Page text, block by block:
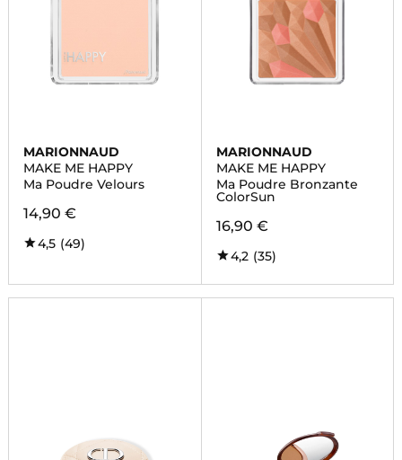
MARIONNAUD
MAKE ME HAPPY
Ma Poudre Velours
14,90 €
4,5 (49)
MARIONNAUD
MAKE ME HAPPY
Ma Poudre Bronzante
ColorSun
16,90 €
4,2 (35)